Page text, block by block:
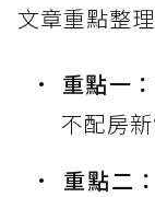
文章重點整理
重點一：
不配房新
重點二：